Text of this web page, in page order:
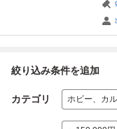
絞り込み条件を追加
カテゴリ ホビー、カ